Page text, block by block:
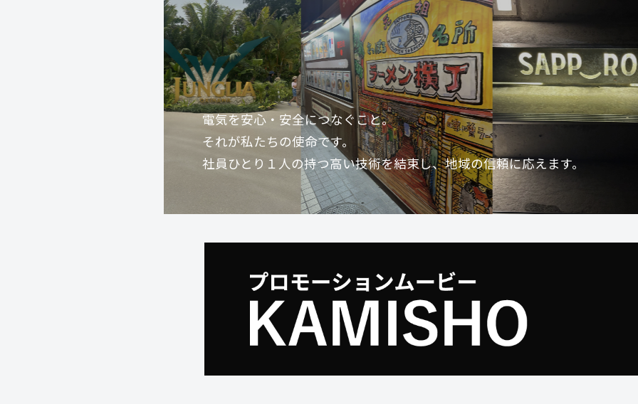
電気を安心・安全につなぐこと。
それが私たちの使命です。
社員ひとり１人の持つ高い技術を結束し、地域の信頼に応えます。